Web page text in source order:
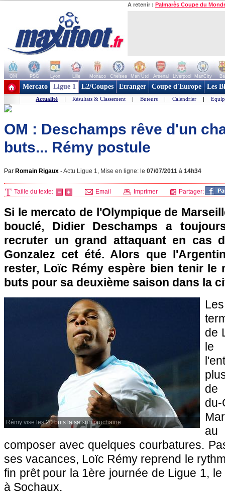
A retenir : Palmarès Coupe du
OM PSG Lyon Lille Monaco Chelsea Man Utd Arsenal Liverpool ManCity
+ de clubs
Mercato Ligue 1 L2/Coupes Etranger Coupe d'Europe Les
Actualité | Résultats & Classement | Buteurs | Calendrier |
OM : Deschamps rêve d'un
buts... Rémy postule
Par Romain Rigaux -Actu Ligue 1, Mise en ligne: le 07/07/2011 à 14h34
Taille du texte: Email Imprimer Partager:
Si le mercato de l'Olympique de
bouclé, Didier Deschamps a
recruter un grand attaquant en cas
Gonzalez cet été. Alors que
rester, Loïc Rémy espère bien tenir le
buts pour sa deuxième saison dans la
Rémy vise les 20 buts la saison prochaine
de
de
au
composer avec quelques courbatures.
ses vacances, Loïc Rémy reprend le
fin prêt pour la 1ère journée de Ligue 1,
à Sochaux.